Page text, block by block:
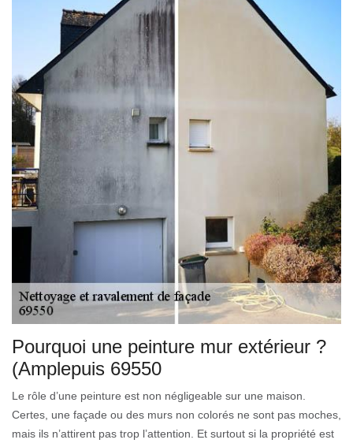
Pourquoi une peinture mur extérieur ?
(Amplepuis 69550
Le rôle d’une peinture est non négligeable sur une maison.
Certes, une façade ou des murs non colorés ne sont pas moches,
mais ils n’attirent pas trop l’attention. Et surtout si la propriété est